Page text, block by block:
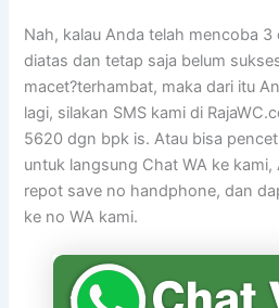
Nah, kalau Anda telah mencoba
diatas dan tetap saja belum
macet?terhambat, maka dari itu
lagi, silakan SMS kami di
5620 dgn bpk is. Atau bisa
untuk langsung Chat WA ke
repot save no handphone, dan
ke no WA kami.